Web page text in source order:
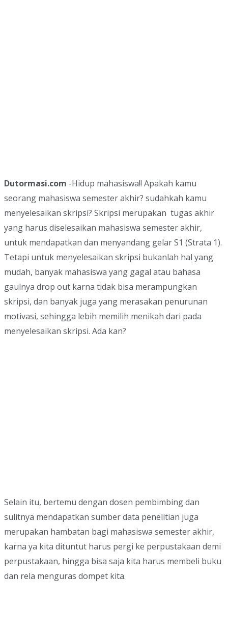
Dutormasi.com -Hidup mahasiswa!! Apakah kamu
seorang mahasiswa semester akhir? sudahkah kamu
menyelesaikan skripsi? Skripsi merupakan tugas akhir
yang harus diselesaikan mahasiswa semester akhir,
untuk mendapatkan dan menyandang gelar S1 (Strata 1).
Tetapi untuk menyelesaikan skripsi bukanlah hal yang
mudah, banyak mahasiswa yang gagal atau bahasa
gaulnya drop out karna tidak bisa merampungkan
skripsi, dan banyak juga yang merasakan penurunan
motivasi, sehingga lebih memilih menikah dari pada
menyelesaikan skripsi. Ada kan?
Selain itu, bertemu dengan dosen pembimbing dan
sulitnya mendapatkan sumber data penelitian juga
merupakan hambatan bagi mahasiswa semester akhir,
karna ya kita dituntut harus pergi ke perpustakaan demi
perpustakaan, hingga bisa saja kita harus membeli buku
dan rela menguras dompet kita.